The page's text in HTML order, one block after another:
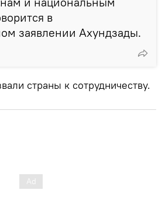
в
заявлении Ахундзады.
страны к сотрудничеству.